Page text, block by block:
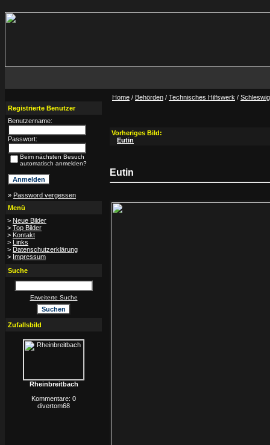
Registrierte Benutzer
Benutzername:
Passwort:
Beim nächsten Besuch
automatisch anmelden?
» Password vergessen
Menü
> Neue Bilder
> Top Bilder
> Kontakt
> Links
> Datenschutzerklärung
> Impressum
Suche
Erweiterte Suche
Zufallsbild
Rheinbreitbach
Kommentare: 0
divertom68
Home / Behörden / Technisches Hilfswerk /
Vorheriges Bild:
Eutin
Eutin